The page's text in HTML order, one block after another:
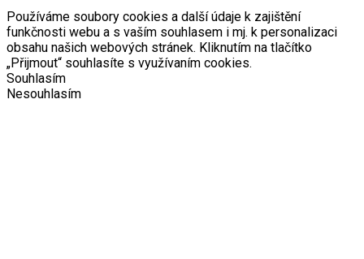
Používáme soubory cookies a další údaje k zajištění
funkčnosti webu a s vaším souhlasem i mj. k personalizaci
obsahu našich webových stránek. Kliknutím na tlačítko
„Přijmout“ souhlasíte s využívaním cookies.
Souhlasím
Nesouhlasím